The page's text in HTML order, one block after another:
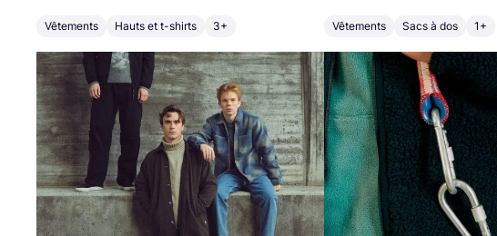
Vêtements Hauts et t-shirts 3+ Vêtements Sacs à dos 1+